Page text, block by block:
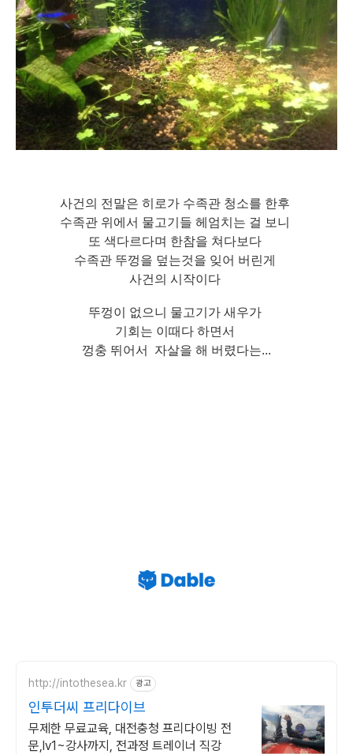
사건의 전말은 히로가 수족관 청소를 한후
수족관 위에서 물고기들 헤엄치는 걸 보니
또 색다르다며 한참을 쳐다보다
수족관 뚜껑을 덮는것을 잊어 버린게
사건의 시작이다
뚜껑이 없으니 물고기가 새우가
기회는 이때다 하면서
껑충 뛰어서 자살을 해 버렸다는...
http://intothesea.kr 광고
인투더씨 프리다이브
무제한 무료교육, 대전충청 프리다이빙 전
문,lv1~강사까지, 전과정 트레이너 직강